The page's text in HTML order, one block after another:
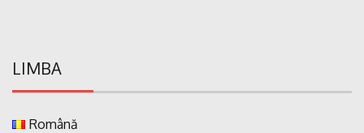
LIMBA
Română